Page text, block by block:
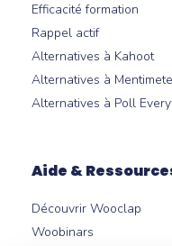
Efficacité formation
Rappel actif
Alternatives à Kahoot
Alternatives à
Alternatives à Poll
Aide &
Découvrir Wooclap
Woobinars